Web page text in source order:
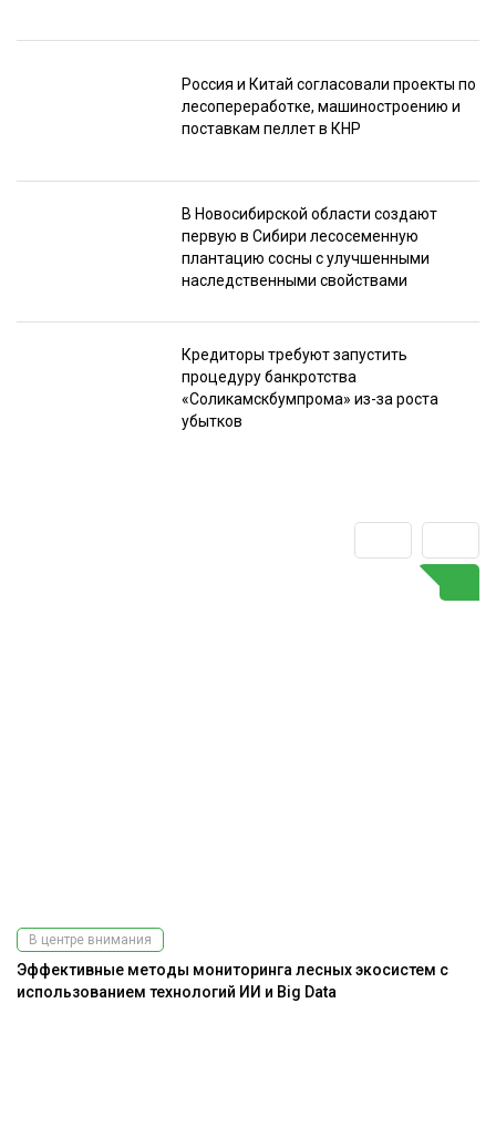
Россия и Китай согласовали проекты по
лесопереработке, машиностроению и
поставкам пеллет в КНР
В Новосибирской области создают
первую в Сибири лесосеменную
плантацию сосны с улучшенными
наследственными свойствами
Кредиторы требуют запустить
процедуру банкротства
«Соликамскбумпрома» из-за роста
убытков
В центре внимания
Эффективные методы мониторинга лесных экосистем с
использованием технологий ИИ и Big Data